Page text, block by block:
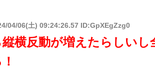
04/06(土) 09:24:26.57 ID:GpXEgZzg0
横反動が増えたらしいし